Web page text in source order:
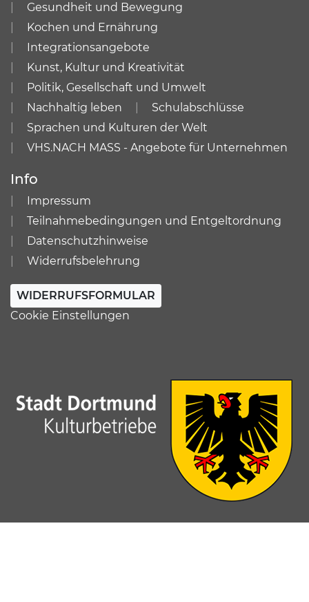
Gesundheit und Bewegung
Kochen und Ernährung
Integrationsangebote
Kunst, Kultur und Kreativität
Politik, Gesellschaft und Umwelt
Nachhaltig leben
Schulabschlüsse
Sprachen und Kulturen der Welt
VHS.NACH MASS - Angebote für Unternehmen
Info
Impressum
Teilnahmebedingungen und Entgeltordnung
Datenschutzhinweise
Widerrufsbelehrung
WIDERRUFSFORMULAR
Cookie Einstellungen